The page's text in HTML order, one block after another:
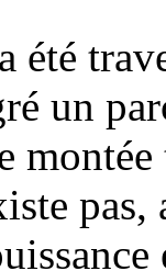
été
un
pas,